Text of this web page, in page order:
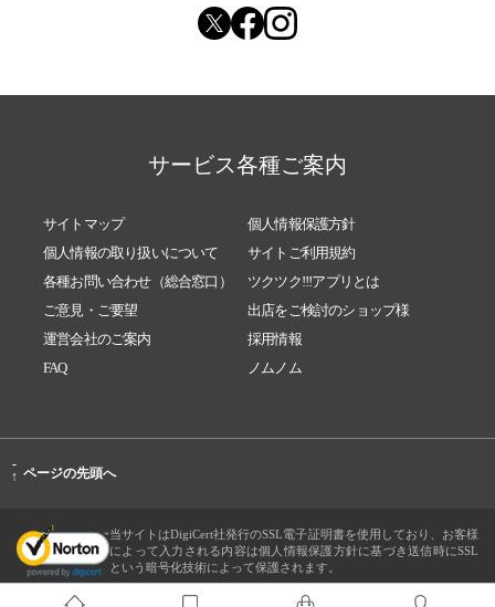
サービス各種ご案内
サイトマップ
個人情報保護方針
個人情報の取り扱いについて
サイトご利用規約
各種お問い合わせ（総合窓口）
ツクツク!!!アプリとは
ご意見・ご要望
出店をご検討のショップ様
運営会社のご案内
採用情報
FAQ
ノムノム
-
↑ ページの先頭へ
当サイトはDigiCert社発行のSSL電子証明書を使用しており、お客様
によって入力される内容は個人情報保護方針に基づき送信時にSSL
という暗号化技術によって保護されます。